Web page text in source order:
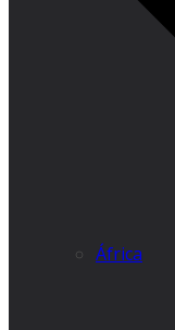
África